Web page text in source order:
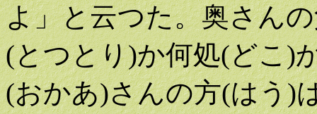
よ」と云つた。奥さん
(とつとり)か何処(どこ)
(おかあ)さんの方(はう)